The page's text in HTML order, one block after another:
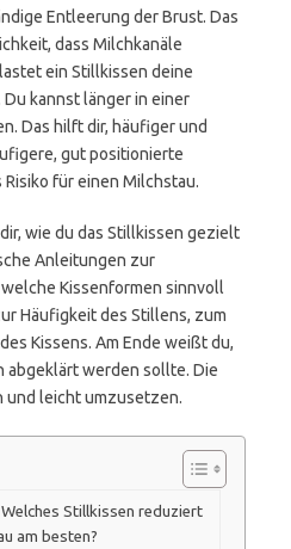
Entleerung der Brust. Das
dass Milchkanäle
ein Stillkissen deine
kannst länger in einer
Das hilft dir, häufiger und
gut positionierte
für einen Milchstau.
wie du das Stillkissen gezielt
Anleitungen zur
Kissenformen sinnvoll
Häufigkeit des Stillens, zum
Kissens. Am Ende weißt du,
abgeklärt werden sollte. Die
und leicht umzusetzen.
Stillkissen reduziert
am besten?